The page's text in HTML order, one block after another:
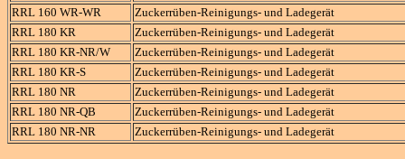
RRL 160 WR-WR
Zuckerrüben-Reinigungs- und Ladegerät
RRL 180 KR
Zuckerrüben-Reinigungs- und Ladegerät
RRL 180 KR-NR/W
Zuckerrüben-Reinigungs- und Ladegerät
RRL 180 KR-S
Zuckerrüben-Reinigungs- und Ladegerät
RRL 180 NR
Zuckerrüben-Reinigungs- und Ladegerät
RRL 180 NR-QB
Zuckerrüben-Reinigungs- und Ladegerät
RRL 180 NR-NR
Zuckerrüben-Reinigungs- und Ladegerät